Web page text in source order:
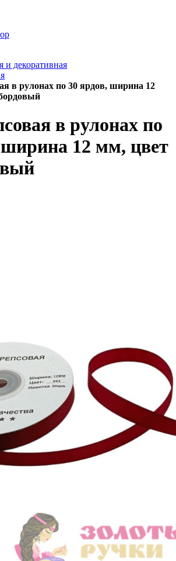
и декоративная
в рулонах по 30 ярдов, ширина 12
в рулонах по
ширина 12 мм, цвет